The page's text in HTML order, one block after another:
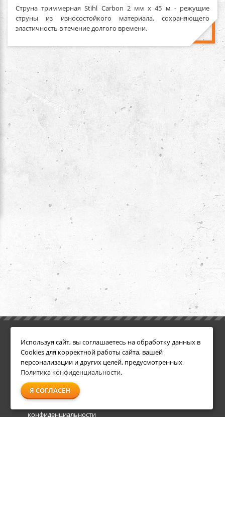
Струна триммерная Stihl Carbon 2 мм х 45 м - режущие
струны из износостойкого материала, сохраняющего
эластичность в течение долгого времени.
Условия возврата
О компании
Доставка
Оплата
Гарантия и сервис
конфиденциальности
Акции
Используя сайт, вы соглашаетесь на обработку данных в
Cookies для корректной работы сайта, вашей
персонализации и других целей, предусмотренных
Политика конфиденциальности.
Я СОГЛАСЕН